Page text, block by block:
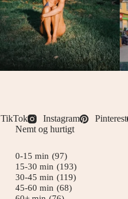
TikTok Instagram Pinterest
Nemt og hurtigt
0-15 min (97)
15-30 min (193)
30-45 min (119)
45-60 min (68)